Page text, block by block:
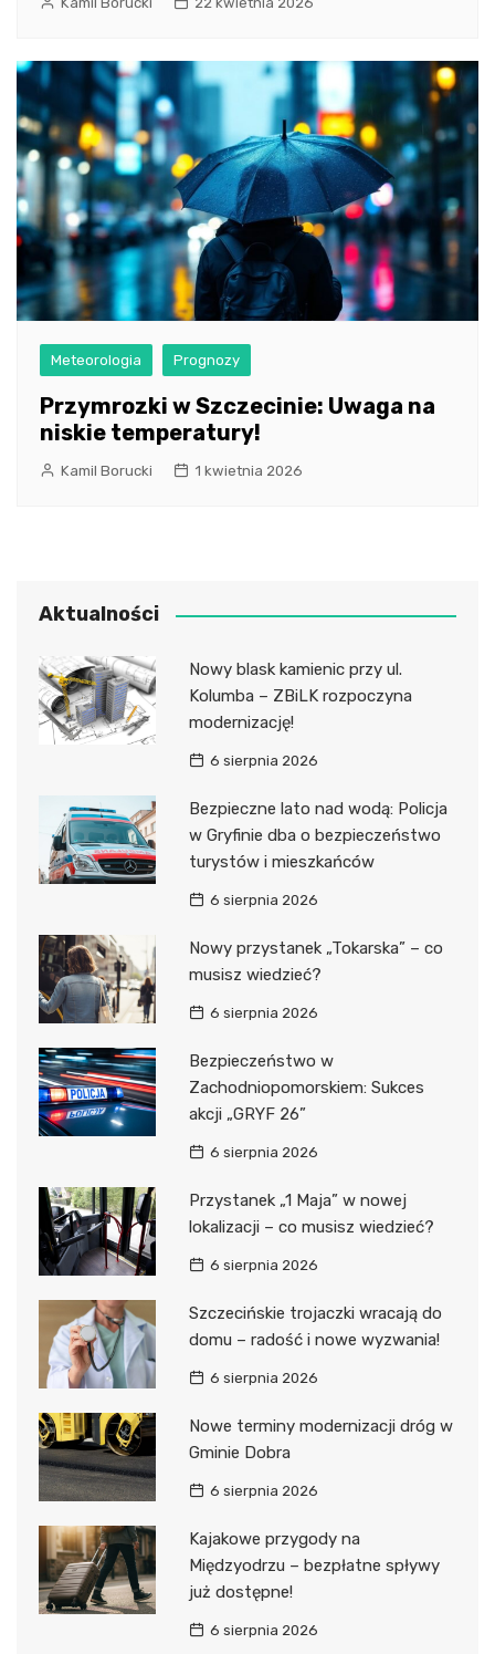
Meteorologia Prognozy
Przymrozki w Szczecinie: Uwaga na
niskie temperatury!
Kamil Borucki 1 kwietnia 2026
Aktualności
Nowy blask kamienic przy ul.
Kolumba – ZBiLK rozpoczyna
modernizację!
6 sierpnia 2026
Bezpieczne lato nad wodą: Policja
w Gryfinie dba o bezpieczeństwo
turystów i mieszkańców
6 sierpnia 2026
Nowy przystanek „Tokarska” – co
musisz wiedzieć?
6 sierpnia 2026
Bezpieczeństwo w
Zachodniopomorskiem: Sukces
akcji „GRYF 26”
6 sierpnia 2026
Przystanek „1 Maja” w nowej
lokalizacji – co musisz wiedzieć?
6 sierpnia 2026
Szczecińskie trojaczki wracają do
domu – radość i nowe wyzwania!
6 sierpnia 2026
Nowe terminy modernizacji dróg w
Gminie Dobra
6 sierpnia 2026
Kajakowe przygody na
Międzyodrzu – bezpłatne spływy
już dostępne!
6 sierpnia 2026